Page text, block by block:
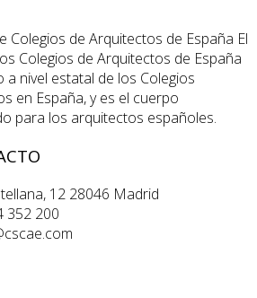
El
Colegios de Arquitectos de España
a nivel estatal de los Colegios
en España, y es el cuerpo
para los arquitectos españoles.
12 28046 Madrid
352 200